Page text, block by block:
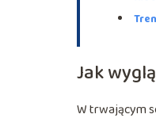
Jak
W trwającym